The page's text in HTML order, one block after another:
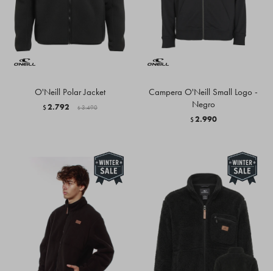
O'Neill Polar Jacket
$2.792 $ 3.490
Campera O'Neill Small Logo -
Negro
$2.990